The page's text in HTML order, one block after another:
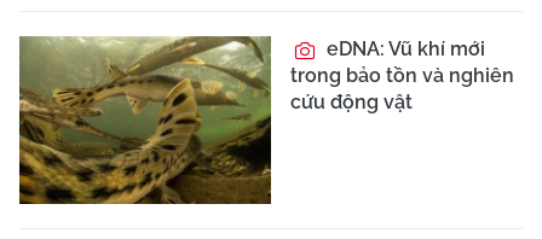
eDNA: Vũ khí mới
trong bảo tồn và nghiên
cứu động vật